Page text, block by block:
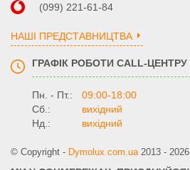
(099) 221-61-84
НАШІ ПРЕДСТАВНИЦТВА
ГРАФІК РОБОТИ CALL-ЦЕНТРУ
Пн. - Пт.:
09:00-18:00
Сб.:
вихідний
Нд.:
вихідний
© Copyright - Dymolux.com.ua 2013 - 2026